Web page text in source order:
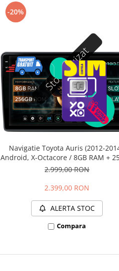
Stoc epuizat
-20%
Navigatie Toyota Auris (2012-
Android, X-Octacore / 8GB RAM +
ROM, 9.5 Inch - AD-BGX9008+AD-
2.999,00 RON
2.399,00 RON
ALERTA STOC
Compara